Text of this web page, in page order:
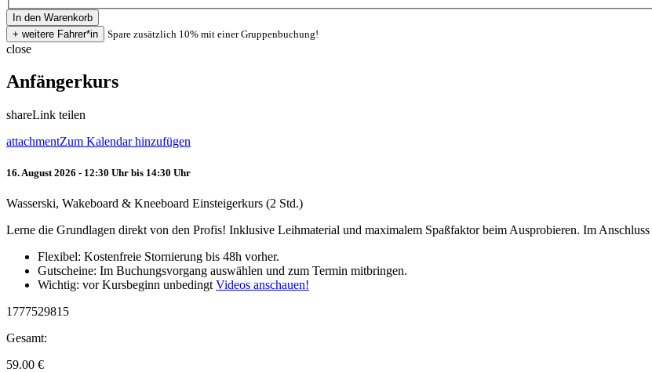
Spare zusätzlich 10% mit einer Gruppenbuchung!
close
Anfängerkurs
shareLink teilen
attachmentZum Kalendar hinzufügen
16. August 2026 - 12:30 Uhr bis 14:30 Uhr
Wasserski, Wakeboard & Kneeboard Einsteigerkurs (2 Std.)
Lerne die Grundlagen direkt von den Profis! Inklusive Leihmaterial und maximalem Spaßfaktor beim Ausprobieren. Im
Flexibel: Kostenfreie Stornierung bis 48h vorher.
Gutscheine: Im Buchungsvorgang auswählen und zum Termin mitbringen.
Wichtig: vor Kursbeginn unbedingt Videos anschauen!
1777529815
Gesamt:
59.00 €